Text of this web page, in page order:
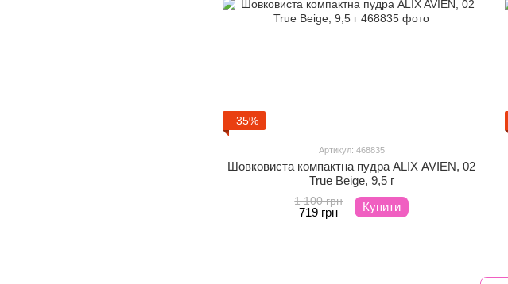
−35%
Артикул: 468835
Шовковиста компактна пудра ALIX AVIEN, 02
True Beige, 9,5 г
1 100 грн
719 грн Купити